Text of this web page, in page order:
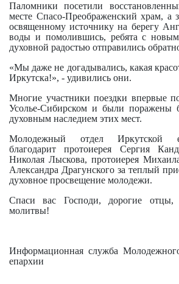
Паломники посетили
месте Спасо-Преображенский храм, а
освященному источнику на берегу
воды и помолившись, ребята с
духовной радостью отправились
«Мы даже не догадывались, какая
Иркутска!», - удивились они.
Многие участники поездки впервые
Усолье-Сибирском и были поражены
духовным наследием этих мест.
Молодежный отдел Иркутской
благодарит протоиерея Сергия
Николая Лыскова, протоиерея
Александра Драгунского за теплый
духовное просвещение молодежи.
Спаси вас Господи, дорогие
молитвы!
Информационная служба
епархии